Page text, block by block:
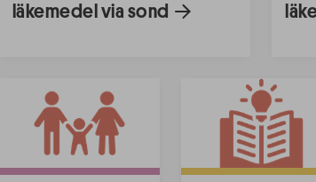
läkemedel via sond